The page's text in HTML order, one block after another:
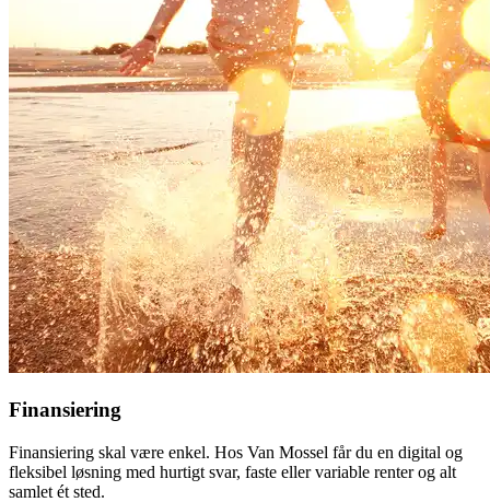
Finansiering
Finansiering skal være enkel. Hos Van Mossel får du en digital og
fleksibel løsning med hurtigt svar, faste eller variable renter og alt
samlet ét sted.